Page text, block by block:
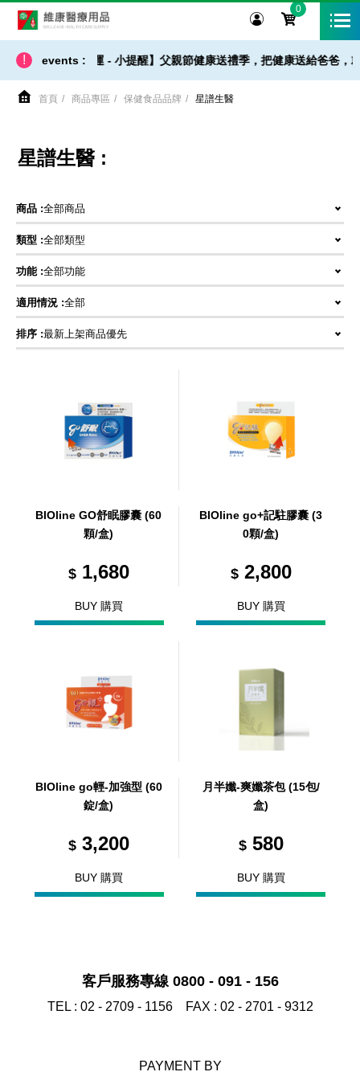
0
! events :
【 出貨 / 免運 - 小提醒】父親節健康送禮季，把健康送給爸爸，
首頁 商品專區 保健食品品牌 星譜生醫
星譜生醫 :
商品 :全部商品
類型 :全部類型
功能 :全部功能
適用情況 :全部
排序 :最新上架商品優先
BIOline GO舒眠膠囊 (60
顆/盒)
$1,680
BUY 購買
BIOline go+記駐膠囊 (3
0顆/盒)
$2,800
BUY 購買
BIOline go輕-加強型 (60
錠/盒)
$3,200
BUY 購買
月半孅-爽孅茶包 (15包/
盒)
$580
BUY 購買
客戶服務專線 0800 - 091 - 156
TEL : 02 - 2709 - 1156 FAX : 02 - 2701 - 9312
PAYMENT BY